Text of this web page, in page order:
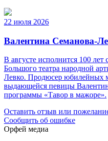
22 июля 2026
Валентина Семанова-
В августе исполнится 100 лет
Большого театра народной
Левко. Продюсер юбилейных
выдающейся певицы
программы «Тавор в мажоре».
Оставить отзыв или
Сообщить об ошибке
Орфей медиа